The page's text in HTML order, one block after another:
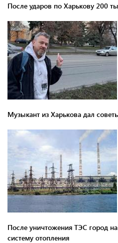
После ударов по Харькову 200
Музыкант из Харькова дал
После уничтожения ТЭС город
систему отопления